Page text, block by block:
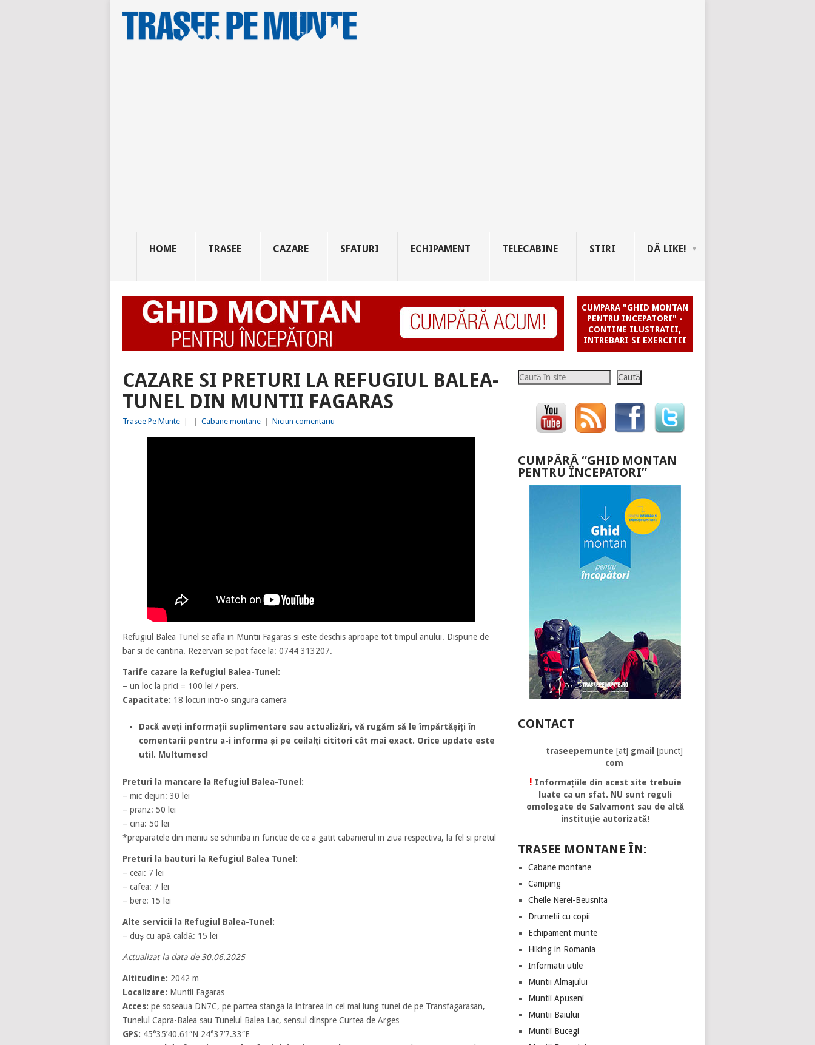
HOME TRASEE CAZARE SFATURI ECHIPAMENT TELECABINE STIRI DĂ LIKE!
CUMPARA "GHID MONTAN
PENTRU INCEPATORI" -
CONTINE ILUSTRATII,
INTREBARI SI EXERCITII
CAZARE SI PRETURI LA REFUGIUL BALEA-
TUNEL DIN MUNTII FAGARAS
Trasee Pe Munte Cabane montane Niciun comentariu
Refugiul Balea Tunel se afla in Muntii Fagaras si este deschis aproape tot timpul anului. Dispune de
bar si de cantina. Rezervari se pot face la: 0744 313207.
Tarife cazare la Refugiul Balea-Tunel:
– un loc la prici = 100 lei / pers.
Capacitate: 18 locuri intr-o singura camera
Dacă aveți informații suplimentare sau actualizări, vă rugăm să le împărtășiți în
comentarii pentru a-i informa și pe ceilalți cititori cât mai exact. Orice update este
util. Multumesc!
Preturi la mancare la Refugiul Balea-Tunel:
– mic dejun: 30 lei
– pranz: 50 lei
– cina: 50 lei
*preparatele din meniu se schimba in functie de ce a gatit cabanierul in ziua respectiva, la fel si pretul
Preturi la bauturi la Refugiul Balea Tunel:
– ceai: 7 lei
– cafea: 7 lei
– bere: 15 lei
Alte servicii la Refugiul Balea-Tunel:
– duș cu apă caldă: 15 lei
Actualizat la data de 30.06.2025
Altitudine: 2042 m
Localizare: Muntii Fagaras
Acces: pe soseaua DN7C, pe partea stanga la intrarea in cel mai lung tunel de pe Transfagarasan,
Tunelul Capra-Balea sau Tunelul Balea Lac, sensul dinspre Curtea de Arges
GPS: 45°35’40.61″N 24°37’7.33″E
Caută Caută
CUMPĂRĂ “GHID MONTAN
PENTRU ÎNCEPATORI”
CONTACT
traseepemunte [at] gmail [punct]
com
! Informațiile din acest site trebuie
luate ca un sfat. NU sunt reguli
omologate de Salvamont sau de altă
instituție autorizată!
TRASEE MONTANE ÎN:
Cabane montane
Camping
Cheile Nerei-Beusnita
Drumetii cu copii
Echipament munte
Hiking in Romania
Informatii utile
Muntii Almajului
Muntii Apuseni
Muntii Baiului
Muntii Bucegi